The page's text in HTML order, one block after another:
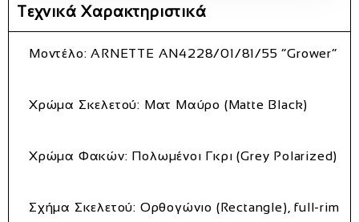
Τεχνικά Χαρακτηριστικά
Μοντέλο: ARNETTE AN4228/01/81/55 “Grower”
Χρώμα Σκελετού: Ματ Μαύρο (Matte Black)
Χρώμα Φακών: Πολωμένοι Γκρι (Grey Polarized)
Σχήμα Σκελετού: Ορθογώνιο (Rectangle), full-rim